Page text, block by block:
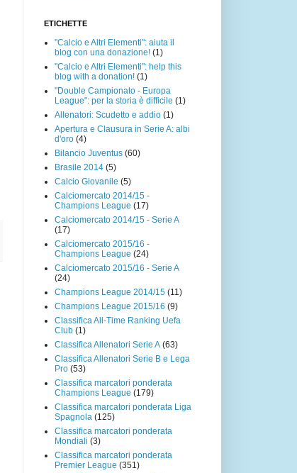
ETICHETTE
"Calcio e Altri Elementi": aiuta il
blog con una donazione! (1)
"Calcio e Altri Elementi": help this
blog with a donation! (1)
"Double Campionato - Europa
League": per la storia è difficile (1)
Allenatori: Scudetto e addio (1)
Apertura e Clausura in Serie A: albi
d'oro (4)
Bilancio Juventus (60)
Brasile 2014 (5)
Calcio Giovanile (5)
Calciomercato 2014/15 -
Champions League (17)
Calciomercato 2014/15 - Serie A
(17)
Calciomercato 2015/16 -
Champions League (24)
Calciomercato 2015/16 - Serie A
(24)
Champions League 2014/15 (11)
Champions League 2015/16 (9)
Classifica All-Time Ranking Uefa
Club (1)
Classifica Allenatori Serie A (63)
Classifica Allenatori Serie B e Lega
Pro (53)
Classifica marcatori ponderata
Champions League (179)
Classifica marcatori ponderata Liga
Spagnola (125)
Classifica marcatori ponderata
Mondiali (3)
Classifica marcatori ponderata
Premier League (351)